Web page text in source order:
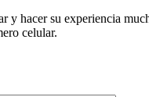
y hacer su experiencia
celular.